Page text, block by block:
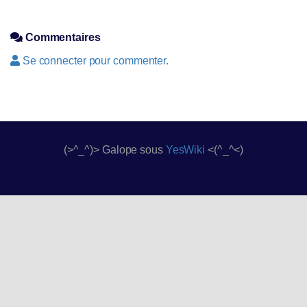
Commentaires
Se connecter pour commenter.
(>^_^)> Galope sous YesWiki <(^_^<)